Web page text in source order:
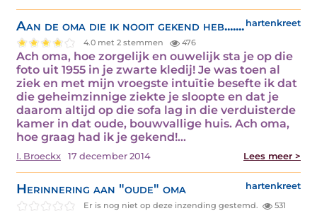
Aan de oma die ik nooit gekend heb....... hartenkreet
4.0 met 2 stemmen 476
Ach oma, hoe zorgelijk en ouwelijk sta je op die
foto uit 1955 in je zwarte kledij! Je was toen al
ziek en met mijn vroegste intuïtie besefte ik dat
die geheimzinnige ziekte je sloopte en dat je
daarom altijd op die sofa lag in die verduisterde
kamer in dat oude, bouwvallige huis. Ach oma,
hoe graag had ik je gekend!…
I. Broeckx 17 december 2014 Lees meer >
Herinnering aan "oude" oma hartenkreet
Er is nog niet op deze inzending gestemd. 531